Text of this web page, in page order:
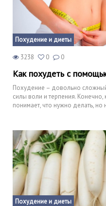
Похудение и диеты
3238 0 0
Как похудеть с
Похудение – довольно
силы воли и терпения.
понимает, что нужно делать, но
Похудение и диеты